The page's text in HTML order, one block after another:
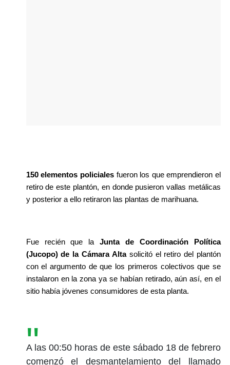
150 elementos policiales fueron los que emprendieron el
retiro de este plantón, en donde pusieron vallas metálicas
y posterior a ello retiraron las plantas de marihuana.
Fue recién que la Junta de Coordinación Política
(Jucopo) de la Cámara Alta solicitó el retiro del plantón
con el argumento de que los primeros colectivos que se
instalaron en la zona ya se habían retirado, aún así, en el
sitio había jóvenes consumidores de esta planta.
A las 00:50 horas de este sábado 18 de febrero
comenzó el desmantelamiento del llamado